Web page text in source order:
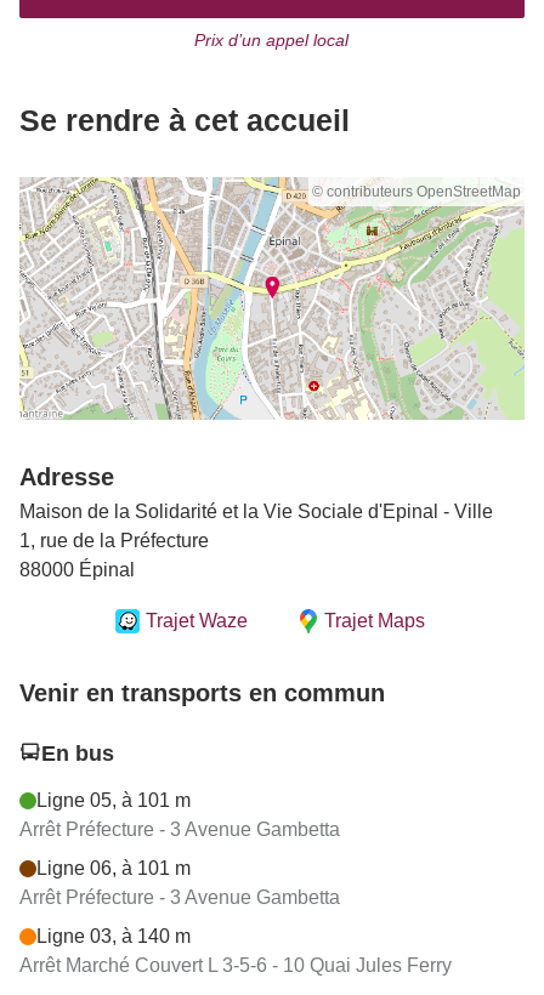
Prix d’un appel local
Se rendre à cet accueil
© contributeurs OpenStreetMap
Adresse
Maison de la Solidarité et la Vie Sociale d'Epinal - Ville
1, rue de la Préfecture
88000 Épinal
Trajet Waze Trajet Maps
Venir en transports en commun
En bus
Ligne 05, à 101 m
Arrêt Préfecture - 3 Avenue Gambetta
Ligne 06, à 101 m
Arrêt Préfecture - 3 Avenue Gambetta
Ligne 03, à 140 m
Arrêt Marché Couvert L 3-5-6 - 10 Quai Jules Ferry